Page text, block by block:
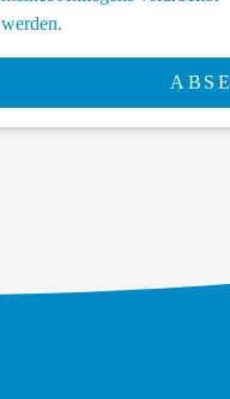
werden.